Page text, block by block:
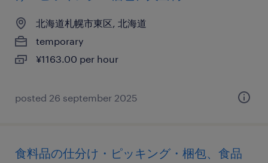
北海道札幌市東区, 北海道
temporary
¥1163.00 per hour
posted 26 september 2025
食料品の仕分け・ピッキング・梱包、食品